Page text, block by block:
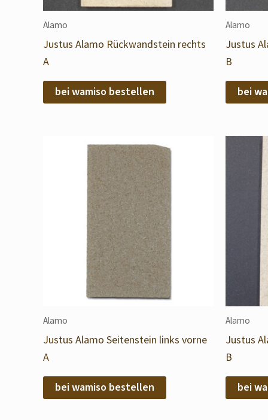
Alamo
Justus Alamo Rückwandstein rechts
A
bei wamiso bestellen
Alamo
Justus
B
bei
Alamo
Justus Alamo Seitenstein links vorne
A
bei wamiso bestellen
Alamo
Justus
B
bei